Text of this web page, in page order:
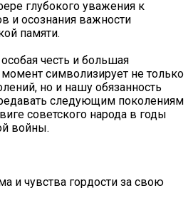
глубокого уважения к
и осознания важности
памяти.
честь и большая
момент символизирует не только
но и нашу обязанность
следующим поколениям
советского народа в годы
войны.
и чувства гордости за свою